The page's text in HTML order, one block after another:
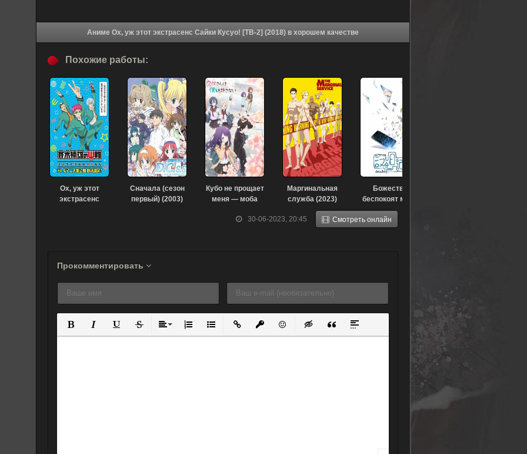
Аниме Ох, уж этот экстрасенс Сайки Кусуо! [ТВ-2] (2018) в хорошем качестве
30-06-2023, 20:45 Смотреть онлайн
Похожие работы:
Ох, уж этот
экстрасенс
Сначала (сезон
первый) (2003)
Кубо не прощает
меня — моба
Маргинальная
служба (2023)
Божества
беспокоят меня
(2019)
Прокомментировать
Полужирный
КурсивПодчеркнутый
ЗачеркнутыйВыравнивание
Нумерованный список
Маркированный список
Вставить ссылку
Вставить защищенную ссылку
Вставить смайлик
Вставка скрытого текста
Вставка цитаты
Вставка спойлера